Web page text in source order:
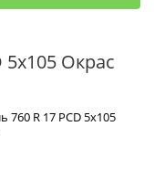
5x105 Окрас
R 17 PCD 5x105